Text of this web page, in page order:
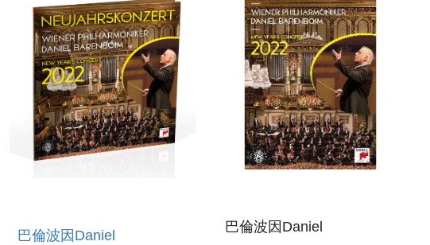
巴倫波因Daniel
巴倫波因Daniel